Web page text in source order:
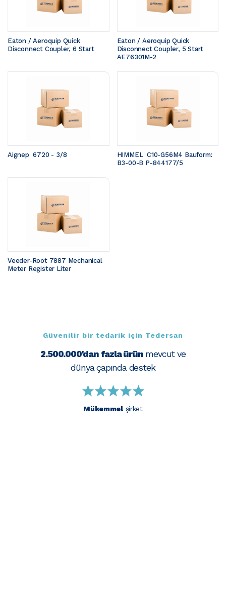
Eaton / Aeroquip Quick
Disconnect Coupler, 6 Start
Eaton / Aeroquip Quick
Disconnect Coupler, 5 Start
AE76301M-2
Aignep  6720 - 3/8
HIMMEL  C10-G56M4 Bauform:
B3-00-B P-844177/5
Veeder-Root 7887 Mechanical
Meter Register Liter
Güvenilir bir tedarik için Tedersan
2.500.000'dan fazla ürünmevcut ve
dünya çapında destek
Mükemmelşirket